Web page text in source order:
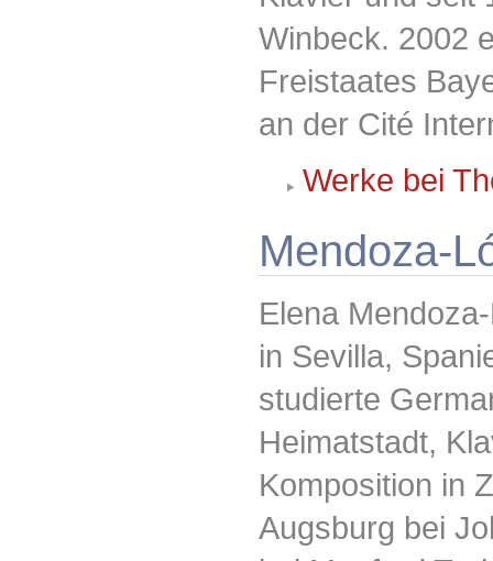
Winbeck. 2002
Freistaates
an der Cité
Werke bei
Mendoza-
Elena
in Sevilla,
studierte
Heimatstadt,
Komposition in
Augsburg bei